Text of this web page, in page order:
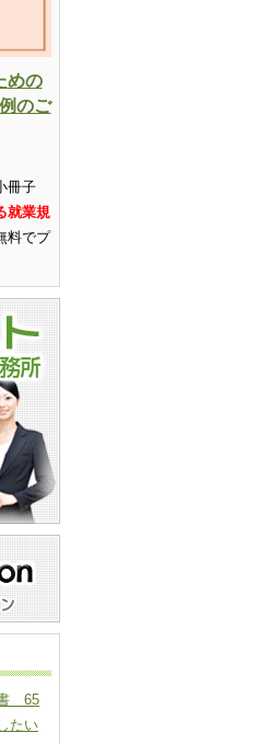
めの
のご
冊子
就業規
料でプ
書 65
たい